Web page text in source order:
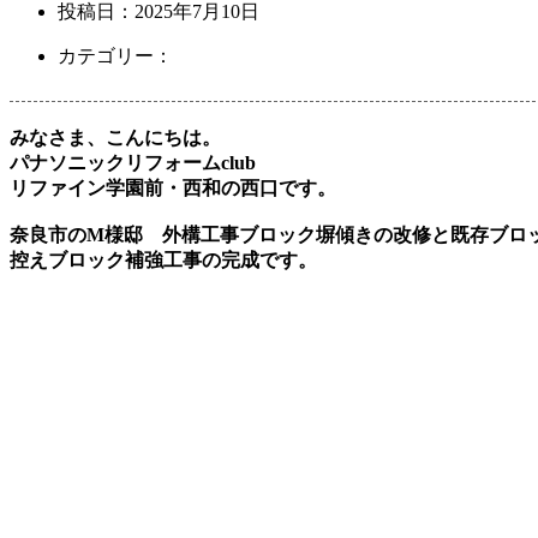
投稿日： 2025年7月10日
カテゴリー：
みなさま、こんにちは。
パナソニックリフォームclub
リファイン学園前・西和の西口です。
奈良市のM様邸 外構工事ブロック塀傾きの改修と既存ブロ
控えブロック補強工事の完成です。